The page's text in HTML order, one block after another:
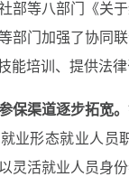
部等八部门《关
部门加强了协同
能培训、提供法
保渠道逐步拓宽。
业形态就业人员
灵活就业人员身